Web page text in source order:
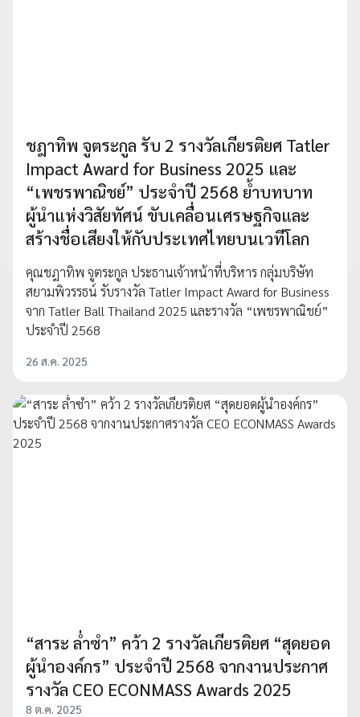
ชฎาทิพ จูตระกูล รับ 2 รางวัลเกียรติยศ Tatler
Impact Award for Business 2025 และ
“เพชรพาณิชย์” ประจำปี 2568 ย้ำบทบาท
ผู้นำแห่งวิสัยทัศน์ ขับเคลื่อนเศรษฐกิจและ
สร้างชื่อเสียงให้กับประเทศไทยบนเวทีโลก
คุณชฎาทิพ จูตระกูล ประธานเจ้าหน้าที่บริหาร กลุ่มบริษัท
สยามพิวรรธน์ รับรางวัล Tatler Impact Award for Business
จาก Tatler Ball Thailand 2025 และรางวัล “เพชรพาณิชย์”
ประจำปี 2568
26 ส.ค. 2025
“สาระ ล่ำซำ” คว้า 2 รางวัลเกียรติยศ “สุดยอด
ผู้นำองค์กร” ประจำปี 2568 จากงานประกาศ
รางวัล CEO ECONMASS Awards 2025
8 ต.ค. 2025